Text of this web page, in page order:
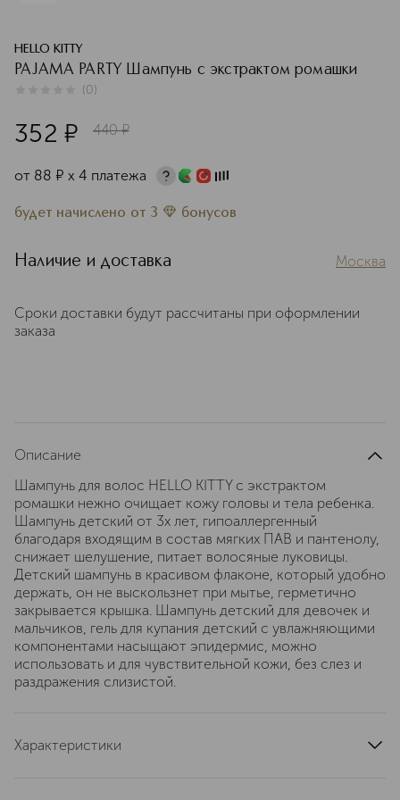
HELLO KITTY
PAJAMA PARTY Шампунь с экстрактом ромашки
(0)
352 ¤ 440 ¤
от 88 ¤ х 4 платежа
будет начислено от 3 бонусов
Наличие и доставка Москва
Сроки доставки будут рассчитаны при оформлении
заказа
Описание
Шампунь для волос HELLO KITTY с экстрактом
ромашки нежно очищает кожу головы и тела ребенка.
Шампунь детский от 3х лет, гипоаллергенный
благодаря входящим в состав мягких ПАВ и пантенолу,
снижает шелушение, питает волосяные луковицы.
Детский шампунь в красивом флаконе, который удобно
держать, он не выскользнет при мытье, герметично
закрывается крышка. Шампунь детский для девочек и
мальчиков, гель для купания детский с увлажняющими
компонентами насыщают эпидермис, можно
использовать и для чувствительной кожи, без слез и
раздражения слизистой.
Характеристики